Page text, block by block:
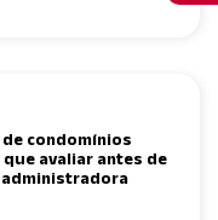
condomínios
avaliar antes de